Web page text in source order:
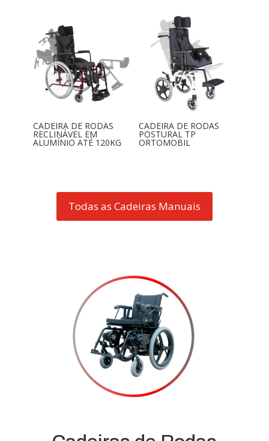
CADEIRA DE RODAS
RECLINÁVEL EM
ALUMÍNIO ATÉ 120KG
CADEIRA DE RODAS
POSTURAL TP
ORTOMOBIL
Todas as Cadeiras Manuais